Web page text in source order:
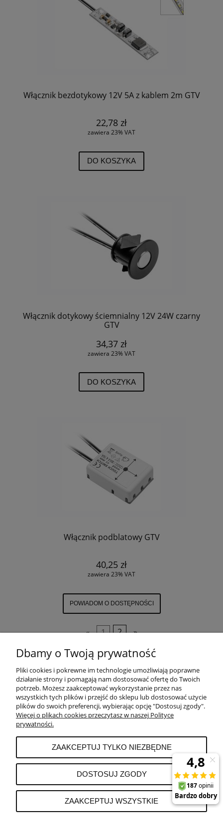
Włącznik bezdotykowy 12V 5A z kablem 2m GTV
22,78 zł
zawiera 23% VAT
DO KOSZYKA
Włącznik dotykowy ściemnialny 12V 24W czarny
GTV
34,37 zł
zawiera 23% VAT
DO KOSZYKA
Włącznik podblatowy GTV
40,25 zł
zawiera 23% VAT
POWIADOM O DOSTĘPNOŚCI
« 1 2 »
POMOC
PŁATNOŚCI I DOSTAWA
MOJE KONTO
O FIRMIE
Dbamy o Twoją prywatność
Pliki cookies i pokrewne im technologie umożliwiają poprawne
działanie strony i pomagają nam dostosować ofertę do Twoich
potrzeb. Możesz zaakceptować wykorzystanie przez nas
wszystkich tych plików i przejść do sklepu lub dostosować użycie
plików do swoich preferencji, wybierając opcję "Dostosuj zgody".
Więcej o plikach cookies przeczytasz w naszej Polityce
prywatności.
ZAAKCEPTUJ TYLKO NIEZBĘDNE
DOSTOSUJ ZGODY
ZAAKCEPTUJ WSZYSTKIE